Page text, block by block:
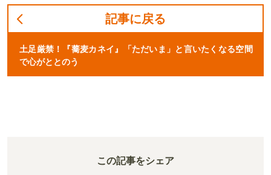
記事に戻る
土足厳禁！『蕎麦カネイ』「ただいま」と言いたくなる空間
で心がととのう
この記事をシェア